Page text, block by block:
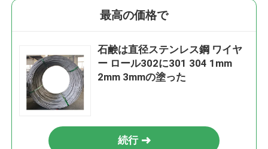
最高の価格で
石鹸は直径ステンレス鋼 ワイヤ
ー ロール302に301 304 1mm
2mm 3mmの塗った
続行